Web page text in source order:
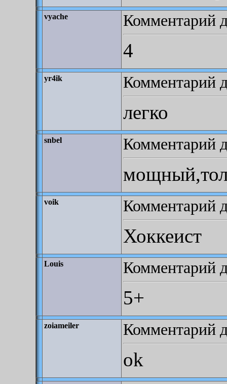
vyache Комментарий
4
yr4ik Комментарий
легко
snbel Комментарий
voik Комментарий
Хоккеист
Louis Комментарий
5+
zoiameiler Комментарий
ok